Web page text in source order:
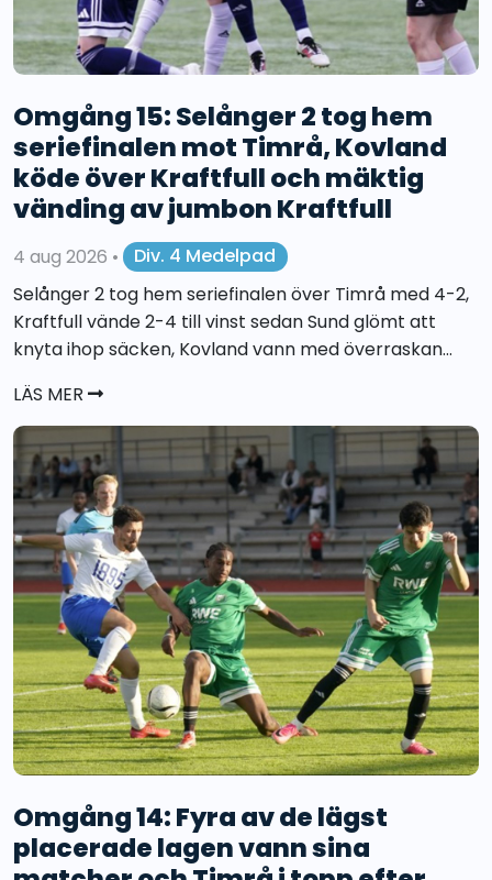
Omgång 15: Selånger 2 tog hem
seriefinalen mot Timrå, Kovland
köde över Kraftfull och mäktig
vänding av jumbon Kraftfull
4 aug 2026 •
Div. 4 Medelpad
Selånger 2 tog hem seriefinalen över Timrå med 4-2,
Kraftfull vände 2-4 till vinst sedan Sund glömt att
knyta ihop säcken, Kovland vann med överraskan...
LÄS MER
Omgång 14: Fyra av de lägst
placerade lagen vann sina